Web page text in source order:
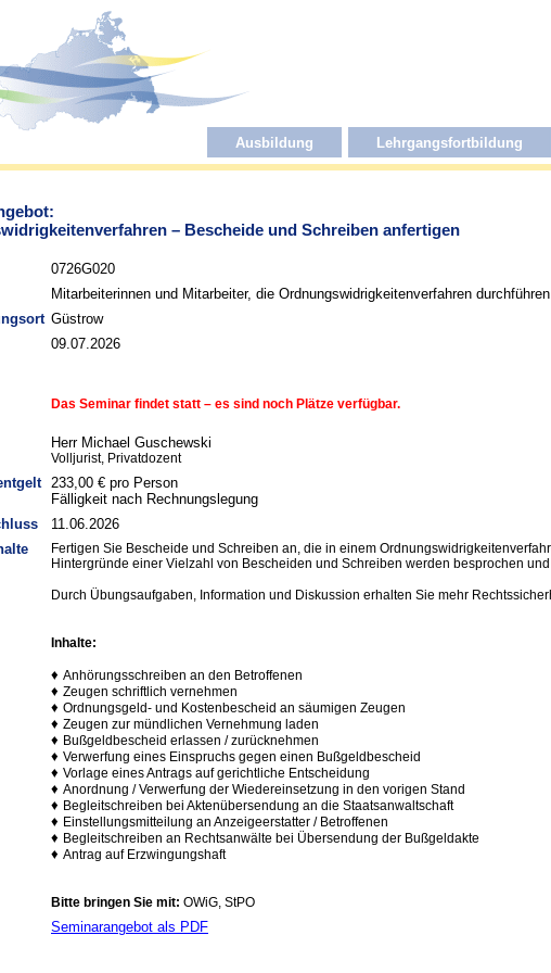
Ausbildung Lehrgangsfortbildung
– Bescheide und Schreiben anfertigen
0726G020
Mitarbeiterinnen und Mitarbeiter, die Ordnungswidrigkeitenverfahren durchführen
Güstrow
09.07.2026
Das Seminar findet statt – es sind noch Plätze verfügbar.
Herr Michael Guschewski
Volljurist, Privatdozent
233,00 € pro Person
Fälligkeit nach Rechnungslegung
11.06.2026
Fertigen Sie Bescheide und Schreiben an, die in einem
Hintergründe einer Vielzahl von Bescheiden und Schreiben werden besprochen
Durch Übungsaufgaben, Information und Diskussion erhalten Sie mehr
Inhalte:
♦ Anhörungsschreiben an den Betroffenen
♦ Zeugen schriftlich vernehmen
♦ Ordnungsgeld- und Kostenbescheid an säumigen Zeugen
♦ Zeugen zur mündlichen Vernehmung laden
♦ Bußgeldbescheid erlassen / zurücknehmen
♦ Verwerfung eines Einspruchs gegen einen Bußgeldbescheid
♦ Vorlage eines Antrags auf gerichtliche Entscheidung
♦ Anordnung / Verwerfung der Wiedereinsetzung in den vorigen Stand
♦ Begleitschreiben bei Aktenübersendung an die Staatsanwaltschaft
♦ Einstellungsmitteilung an Anzeigeerstatter / Betroffenen
♦ Begleitschreiben an Rechtsanwälte bei Übersendung der Bußgeldakte
♦ Antrag auf Erzwingungshaft
Bitte bringen Sie mit: OWiG, StPO
Seminarangebot als PDF